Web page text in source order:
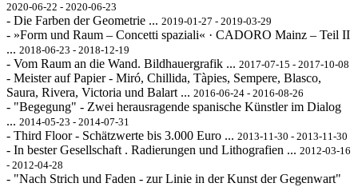
2020-06-22 - 2020-06-23
- Die Farben der Geometrie ... 2019-01-27 - 2019-03-29
- »Form und Raum – Concetti spaziali« · CADORO Mainz – Teil II
... 2018-06-23 - 2018-12-19
- Vom Raum an die Wand. Bildhauergrafik ... 2017-07-15 - 2017-10-08
- Meister auf Papier - Miró, Chillida, Tàpies, Sempere, Blasco,
Saura, Rivera, Victoria und Balart ... 2016-06-24 - 2016-08-26
- "Begegung" - Zwei herausragende spanische Künstler im Dialog
... 2014-05-23 - 2014-07-31
- Third Floor - Schätzwerte bis 3.000 Euro ... 2013-11-30 - 2013-11-30
- In bester Gesellschaft . Radierungen und Lithografien ... 2012-03-16
- 2012-04-28
- "Nach Strich und Faden - zur Linie in der Kunst der Gegenwart"